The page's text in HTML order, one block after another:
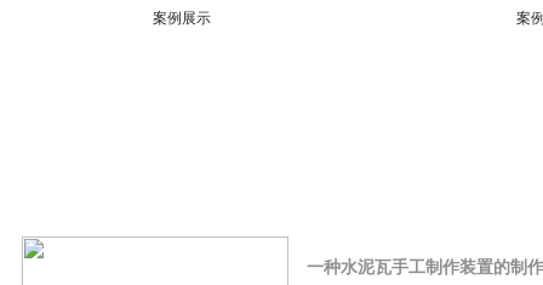
案例展示 案
一种水泥瓦手工制作装置的制